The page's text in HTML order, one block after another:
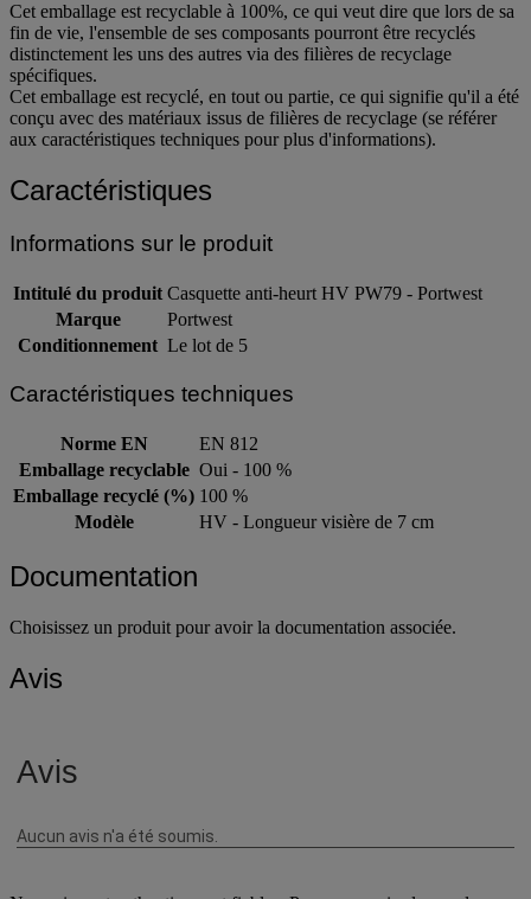
Cet emballage est recyclable à 100%, ce qui veut dire que lors de sa
fin de vie, l'ensemble de ses composants pourront être recyclés
distinctement les uns des autres via des filières de recyclage
spécifiques.
Cet emballage est recyclé, en tout ou partie, ce qui signifie qu'il a été
conçu avec des matériaux issus de filières de recyclage (se référer
aux caractéristiques techniques pour plus d'informations).
Caractéristiques
Informations sur le produit
Intitulé du produit Casquette anti-heurt HV PW79 - Portwest
Marque
Portwest
Conditionnement Le lot de 5
Caractéristiques techniques
Norme EN
EN 812
Emballage recyclable Oui - 100 %
Emballage recyclé (%) 100 %
Modèle
HV - Longueur visière de 7 cm
Documentation
Choisissez un produit pour avoir la documentation associée.
Avis